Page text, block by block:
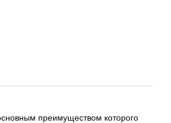
преимуществом которого